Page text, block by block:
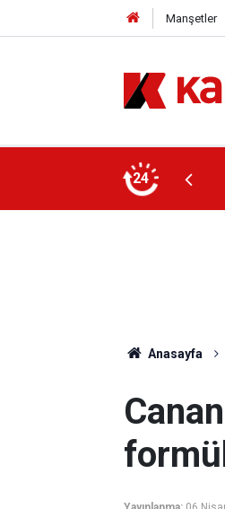
Manşetler
24
Üyesi Alacak: İşte Bölüm
Anasayfa